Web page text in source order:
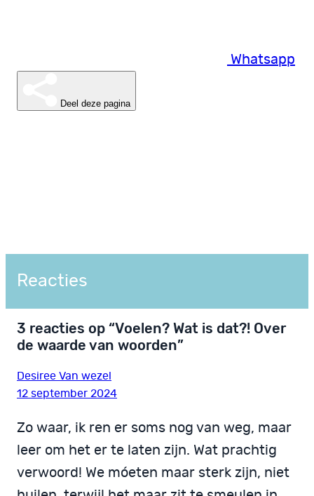
Whatsapp
Deel deze pagina
Reacties
3 reacties op “Voelen? Wat is dat?! Over
de waarde van woorden”
Desiree Van wezel
12 september 2024
Zo waar, ik ren er soms nog van weg, maar
leer om het er te laten zijn. Wat prachtig
verwoord! We móeten maar sterk zijn, niet